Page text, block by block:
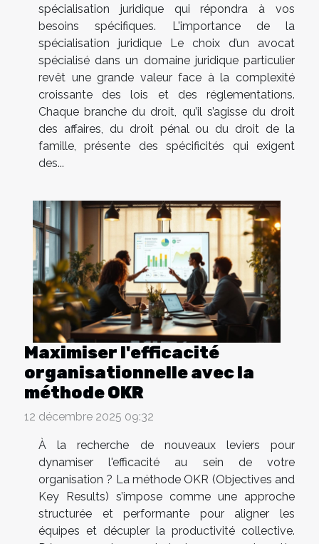
spécialisation juridique qui répondra à vos
besoins spécifiques. L'importance de la
spécialisation juridique Le choix d’un avocat
spécialisé dans un domaine juridique particulier
revêt une grande valeur face à la complexité
croissante des lois et des réglementations.
Chaque branche du droit, qu’il s’agisse du droit
des affaires, du droit pénal ou du droit de la
famille, présente des spécificités qui exigent
des...
Maximiser l'efficacité
organisationnelle avec la
méthode OKR
12 décembre 2025 09:32
À la recherche de nouveaux leviers pour
dynamiser l'efficacité au sein de votre
organisation ? La méthode OKR (Objectives and
Key Results) s’impose comme une approche
structurée et performante pour aligner les
équipes et décupler la productivité collective.